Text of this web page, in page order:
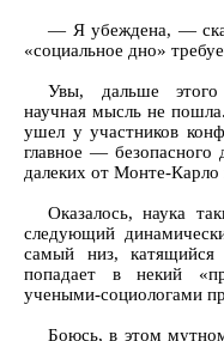
— Я убеждена, —
«социальное дно»
Увы, дальше этого
научная мысль не
ушел у участников
главное — безопасного
далеких от Монте-Карло
Оказалось, наука
следующий
самый низ, катящийся
попадает в некий
учеными-социологами
Боюсь, в этом